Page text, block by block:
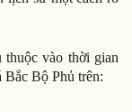
vào thời gian
Bộ Phủ trên: